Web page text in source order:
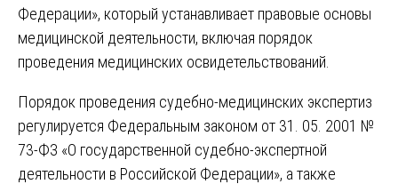
Федерации», который устанавливает правовые основы
медицинской деятельности, включая порядок
проведения медицинских освидетельствований.
Порядок проведения судебно-медицинских экспертиз
регулируется Федеральным законом от 31. 05. 2001 №
73-ФЗ «О государственной судебно-экспертной
деятельности в Российской Федерации», а также